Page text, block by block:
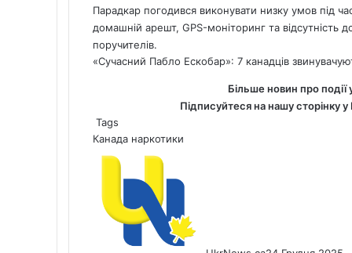
Парадкар погодився виконувати низку умов під
домашній арешт, GPS-моніторинг та відсутність
поручителів.
«Сучасний Пабло Ескобар»: 7 канадців
Більше новин про події
Підписуйтеся на нашу сторінку у
Tags
Канада наркотики